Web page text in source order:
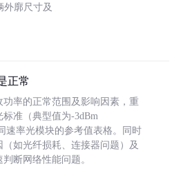
外廓尺寸及
正常
率的正常范围及影响因素，重
准（典型值为-3dBm
速率光模块的参考值表格。同时
如光纤损耗、连接器问题）及
断网络性能问题。